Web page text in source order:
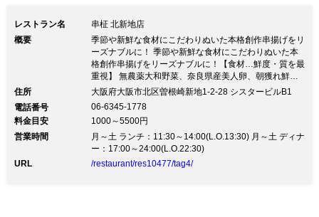
レストラン名
串柾 北新地店
概要
季節や新鮮な食材にこだわりぬいた本格創作串揚げをリ
ーズナブルに！ 季節や新鮮な食材にこだわりぬいた本
格創作串揚げをリーズナブルに！【食材…鮮度・質を最
重視】 無農薬大和野菜、奈良県産美人卵、朝獲れ鮮
魚、牛ヒレのシャトーブリアン、但馬牛特選ロースなど
ン粉は油吸収も少なくあっさりでいて素材の味がしっか
りと味わえるうえ低カロリー ★創作串揚げ…素材の旨
みを最大限に活かしたオリジナルの串揚げ】 串揚げ専
門店で20年以上経験を積んだ橋本シェフの技が光りま
す。 手間ひまかけて提供する『創作串揚げ』をお愉し
住所
大阪府大阪市北区曽根崎新地1-2-28 シスタービルB1
電話番号
06-6345-1778
料金目安
1000～5500円
営業時間
月～土 ランチ：11:30～14:00(L.O.13:30) 月～土 ディナ
ー：17:00～24:00(L.O.22:30)
URL
/restaurant/res10477/tag4/